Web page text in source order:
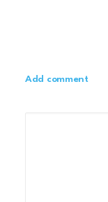
Add comment